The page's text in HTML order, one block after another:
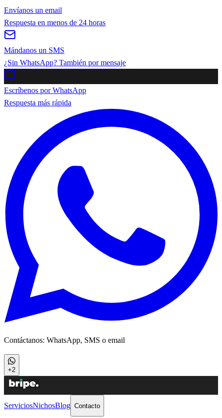
Envíanos un email
Respuesta en menos de 24 horas
Mándanos un SMS
¿Sin WhatsApp? También por mensaje
Escríbenos por WhatsApp
Respuesta más rápida
Contáctanos: WhatsApp, SMS o email
+2
ServiciosNichosBlog Contacto